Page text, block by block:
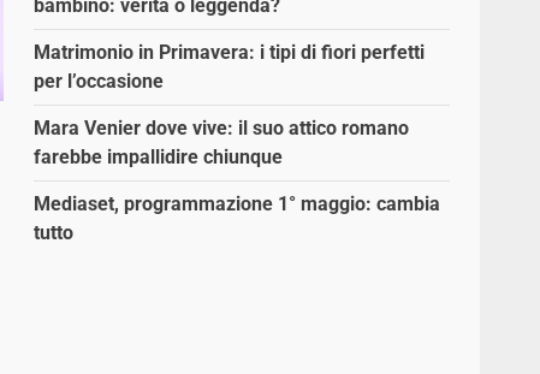
bambino: verità o leggenda?
Matrimonio in Primavera: i tipi di fiori perfetti
per l’occasione
Mara Venier dove vive: il suo attico romano
farebbe impallidire chiunque
Mediaset, programmazione 1° maggio: cambia
tutto